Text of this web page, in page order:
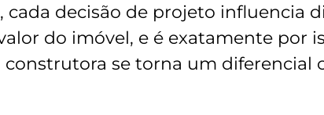
cada decisão de projeto influencia
do imóvel, e é exatamente por
construtora se torna um diferencial